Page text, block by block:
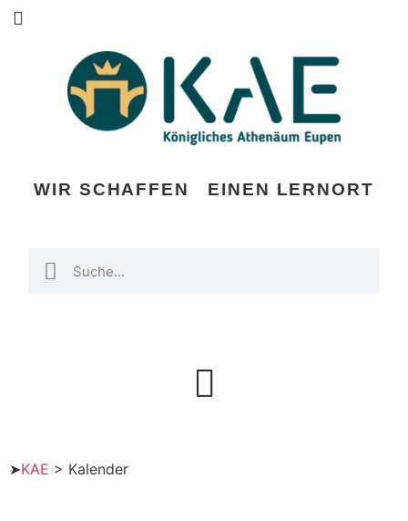
WIR SCHAFFEN EINEN LERNORT
➤KAE > Kalender